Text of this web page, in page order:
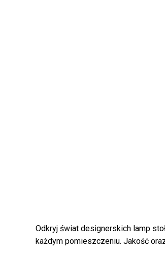
Odkryj świat designerskich lamp
każdym pomieszczeniu. Jakość